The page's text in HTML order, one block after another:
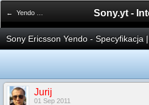
← Yendo W150
Sony Ericsson Yendo - Specyfikacja
Jurij
01 Sep 2011